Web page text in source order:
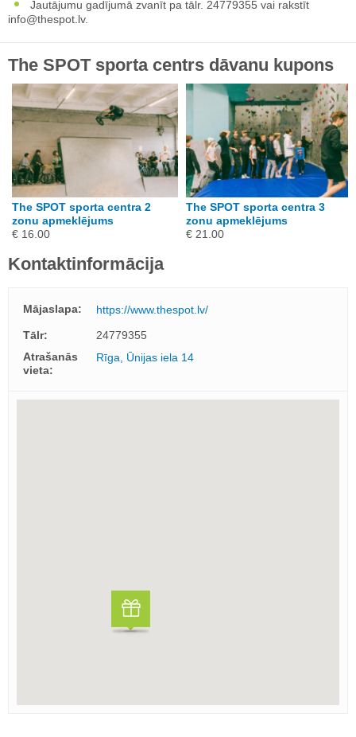
Jautājumu gadījumā zvanīt pa tālr. 24779355 vai rakstīt
info@thespot.lv.
The SPOT sporta centrs dāvanu kupons
The SPOT sporta centra 2
zonu apmeklējums
€ 16.00
The SPOT sporta centra 3
zonu apmeklējums
€ 21.00
Kontaktinformācija
Mājaslapa:
https://www.thespot.lv/
Tālr:
24779355
Atrašanās
vieta:
Rīga, Ūnijas iela 14